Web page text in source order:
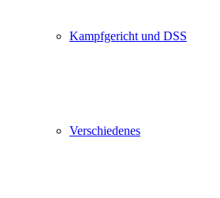
Kampfgericht und DSS
Verschiedenes